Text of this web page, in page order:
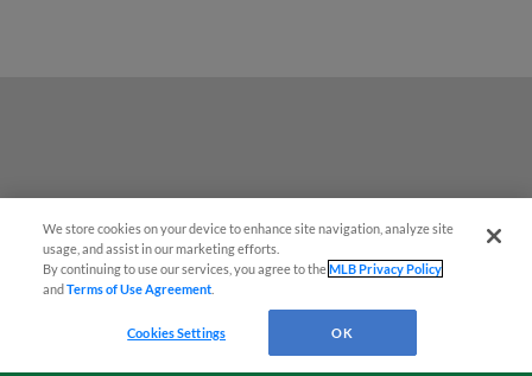
We store cookies on your device to enhance site navigation, analyze site
usage, and assist in our marketing efforts.
By continuing to use our services, you agree to theMLB Privacy Policy
andTerms of Use Agreement
Cookies Settings OK
¡También disponible en Español!
Questions?